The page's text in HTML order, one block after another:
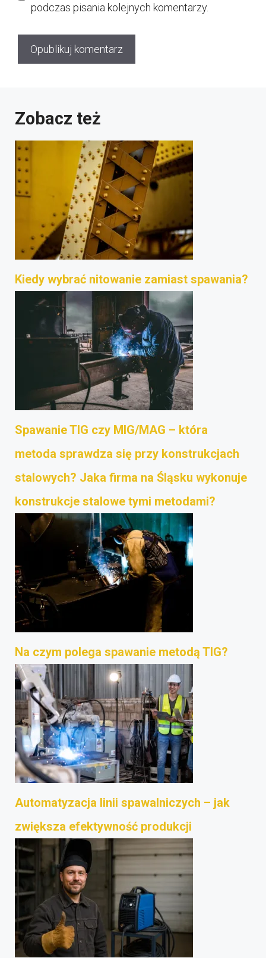
podczas pisania kolejnych komentarzy.
Zobacz też
Kiedy wybrać nitowanie zamiast spawania?
Spawanie TIG czy MIG/MAG – która
metoda sprawdza się przy konstrukcjach
stalowych? Jaka firma na Śląsku wykonuje
konstrukcje stalowe tymi metodami?
Na czym polega spawanie metodą TIG?
Automatyzacja linii spawalniczych – jak
zwiększa efektywność produkcji